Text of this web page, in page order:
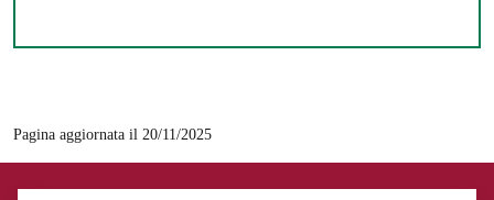
Pagina aggiornata il 20/11/2025